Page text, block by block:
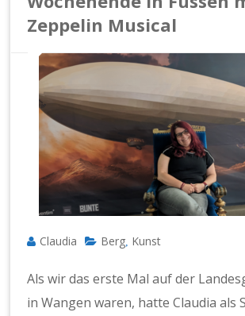
Zeppelin Musical
Claudia Berg Kunst
Als wir das erste Mal auf der
in Wangen waren, hatte Claudia als